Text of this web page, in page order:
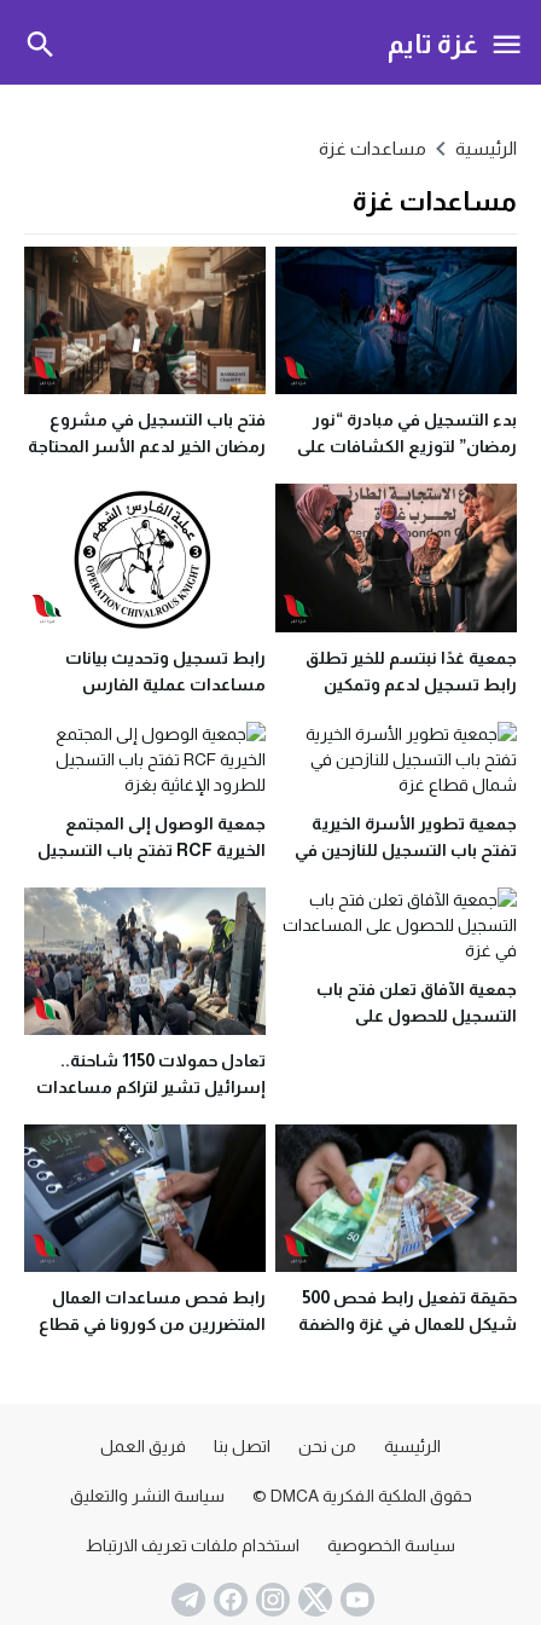
غزة تايم
الرئيسية مساعدات غزة
مساعدات غزة
بدء التسجيل في مبادرة “نور
رمضان” لتوزيع الكشافات على
فتح باب التسجيل في مشروع
رمضان الخير لدعم الأسر المحتاجة
جمعية غدًا نبتسم للخير تطلق
رابط تسجيل لدعم وتمكين
رابط تسجيل وتحديث بيانات
مساعدات عملية الفارس
جمعية تطوير الأسرة الخيرية
تفتح باب التسجيل للنازحين في
جمعية الوصول إلى المجتمع
الخيرية RCF تفتح باب التسجيل
جمعية الآفاق تعلن فتح باب
التسجيل للحصول على
تعادل حمولات 1150 شاحنة..
إسرائيل تشير لتراكم مساعدات
حقيقة تفعيل رابط فحص 500
شيكل للعمال في غزة والضفة
رابط فحص مساعدات العمال
المتضررين من كورونا في قطاع
الرئيسية من نحن اتصل بنا فريق العمل
حقوق الملكية الفكرية DMCA © سياسة النشر والتعليق
سياسة الخصوصية استخدام ملفات تعريف الارتباط